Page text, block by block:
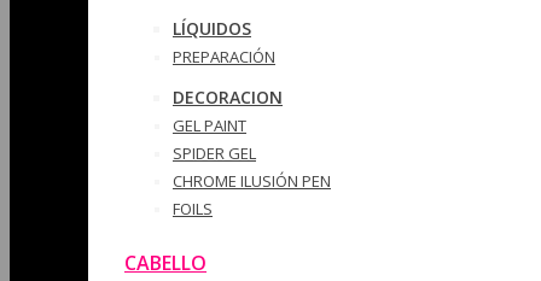
LÍQUIDOS
PREPARACIÓN
DECORACION
GEL PAINT
SPIDER GEL
CHROME ILUSIÓN PEN
FOILS
CABELLO